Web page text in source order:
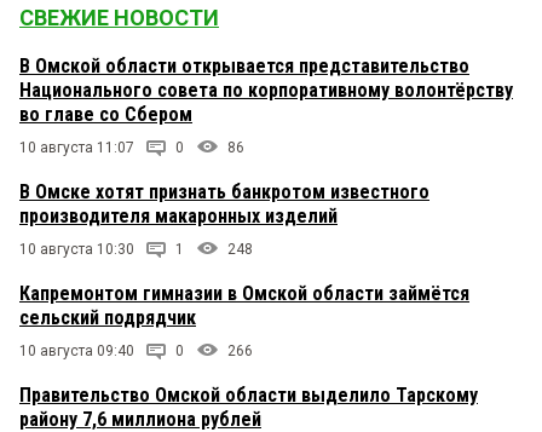
СВЕЖИЕ НОВОСТИ
В Омской области открывается представительство
Национального совета по корпоративному волонтёрству
во главе со Сбером
10 августа 11:07 0 86
В Омске хотят признать банкротом известного
производителя макаронных изделий
10 августа 10:30 1 248
Капремонтом гимназии в Омской области займётся
сельский подрядчик
10 августа 09:40 0 266
Правительство Омской области выделило Тарскому
району 7,6 миллиона рублей